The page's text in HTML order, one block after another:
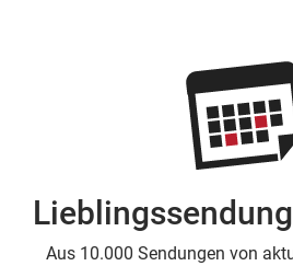
Aus 10.000 Sendungen von